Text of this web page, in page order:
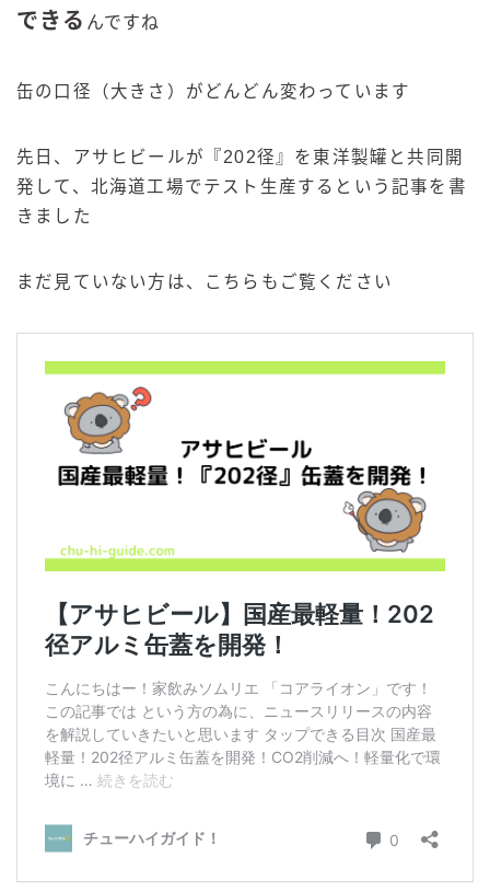
できる んですね
缶の口径（大きさ）がどんどん変わっています
先日、アサヒビールが『202径』を東洋製罐と共同開
発して、北海道工場でテスト生産するという記事を書
きました
まだ見ていない方は、こちらもご覧ください